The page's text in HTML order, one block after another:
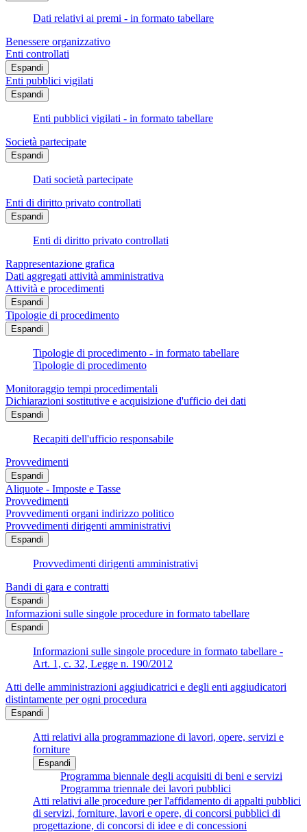
Dati relativi ai premi - in formato tabellare
Benessere organizzativo
Enti controllati
Espandi
Enti pubblici vigilati
Espandi
Enti pubblici vigilati - in formato tabellare
Società partecipate
Espandi
Dati società partecipate
Enti di diritto privato controllati
Espandi
Enti di diritto privato controllati
Rappresentazione grafica
Dati aggregati attività amministrativa
Attività e procedimenti
Espandi
Tipologie di procedimento
Espandi
Tipologie di procedimento - in formato tabellare
Tipologie di procedimento
Monitoraggio tempi procedimentali
Dichiarazioni sostitutive e acquisizione d'ufficio dei dati
Espandi
Recapiti dell'ufficio responsabile
Provvedimenti
Espandi
Aliquote - Imposte e Tasse
Provvedimenti
Provvedimenti organi indirizzo politico
Provvedimenti dirigenti amministrativi
Espandi
Provvedimenti dirigenti amministrativi
Bandi di gara e contratti
Espandi
Informazioni sulle singole procedure in formato tabellare
Espandi
Informazioni sulle singole procedure in formato tabellare -
Art. 1, c. 32, Legge n. 190/2012
Atti delle amministrazioni aggiudicatrici e degli enti aggiudicatori
distintamente per ogni procedura
Espandi
Atti relativi alla programmazione di lavori, opere, servizi e
forniture
Espandi
Programma biennale degli acquisiti di beni e servizi
Programma triennale dei lavori pubblici
Atti relativi alle procedure per l'affidamento di appalti pubblici
di servizi, forniture, lavori e opere, di concorsi pubblici di
progettazione, di concorsi di idee e di concessioni